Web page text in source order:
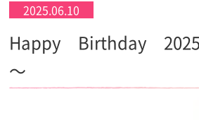
2025.06.10
Happy Birthday
～